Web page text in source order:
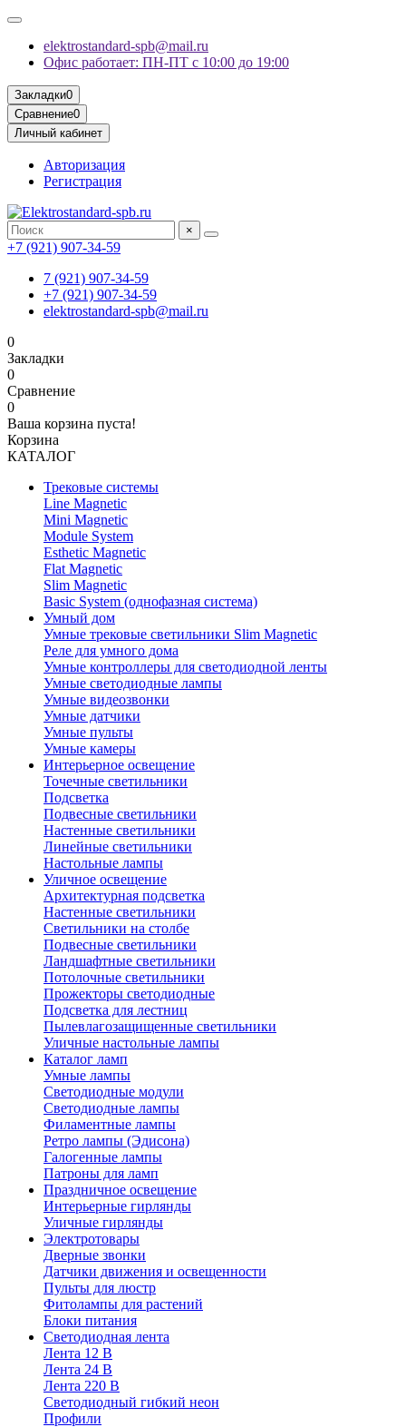
elektrostandard-spb@mail.ru
Офис работает: ПН-ПТ с 10:00 до 19:00
Закладки0
Сравнение0
Личный кабинет
Авторизация
Регистрация
×
+7 (921) 907-34-59
7 (921) 907-34-59
+7 (921) 907-34-59
elektrostandard-spb@mail.ru
0
Закладки
0
Сравнение
0
Ваша корзина пуста!
Корзина
КАТАЛОГ
Трековые системы
Line Magnetic
Mini Magnetic
Module System
Esthetic Magnetic
Flat Magnetic
Slim Magnetic
Basic System (однофазная система)
Умный дом
Умные трековые светильники Slim Magnetic
Реле для умного дома
Умные контроллеры для светодиодной ленты
Умные светодиодные лампы
Умные видеозвонки
Умные датчики
Умные пульты
Умные камеры
Интерьерное освещение
Точечные светильники
Подсветка
Подвесные светильники
Настенные светильники
Линейные светильники
Настольные лампы
Уличное освещение
Архитектурная подсветка
Настенные светильники
Светильники на столбе
Подвесные светильники
Ландшафтные светильники
Потолочные светильники
Прожекторы светодиодные
Подсветка для лестниц
Пылевлагозащищенные светильники
Уличные настольные лампы
Каталог ламп
Умные лампы
Светодиодные модули
Светодиодные лампы
Филаментные лампы
Ретро лампы (Эдисона)
Галогенные лампы
Патроны для ламп
Праздничное освещение
Интерьерные гирлянды
Уличные гирлянды
Электротовары
Дверные звонки
Датчики движения и освещенности
Пульты для люстр
Фитолампы для растений
Блоки питания
Светодиодная лента
Лента 12 В
Лента 24 В
Лента 220 В
Светодиодный гибкий неон
Профили